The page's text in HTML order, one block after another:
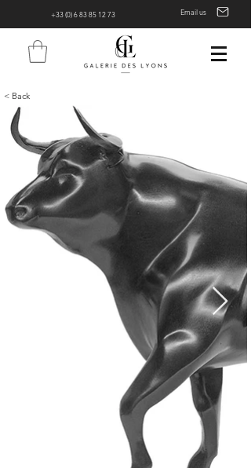
+33 (0) 6 83 85 12 73 Email us
< Back